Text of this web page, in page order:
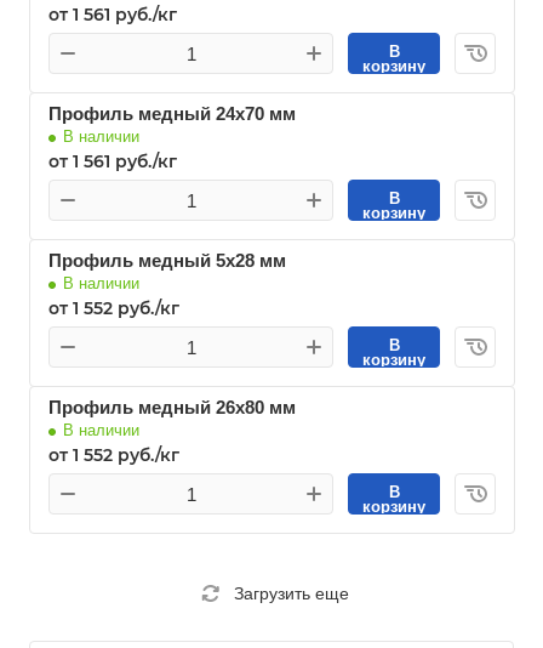
от 1 561 руб./кг
В
корзину
Профиль медный 24х70 мм
В наличии
от 1 561 руб./кг
В
корзину
Профиль медный 5х28 мм
В наличии
от 1 552 руб./кг
В
корзину
Профиль медный 26х80 мм
В наличии
от 1 552 руб./кг
В
корзину
Загрузить еще